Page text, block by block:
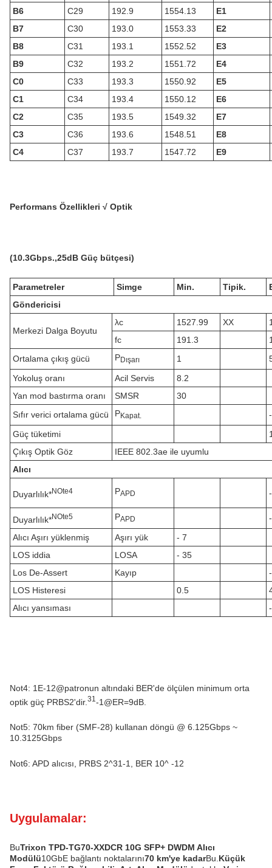
B6
C29 192.9 1554.13
E1
B7
C30 193.0 1553.33
E2
B8
C31 193.1 1552.52
E3
B9
C32 193.2 1551.72
E4
C0
C33 193.3 1550.92
E5
C1
C34 193.4 1550.12
E6
C2
C35 193.5 1549.32
E7
C3
C36 193.6 1548.51
E8
C4
C37 193.7 1547.72 E9
Performans Özellikleri √ Optik
(10.3Gbps.,25dB Güç bütçesi)
Parametreler Simge Min. Tipik.
Göndericisi
Merkezi Dalga Boyutu
λc 1527.99 XX
fc
191.3
Ortalama çıkış gücü
PDışarı 1
Yokoluş oranı
Acil Servis
8.2
Yan mod bastırma oranı
SMSR
30
Sıfır verici ortalama gücü
PKapat.
Güç tüketimi
Çıkış Optik Göz
IEEE 802.3ae ile uyumlu
Alıcı
Duyarlılık*NOte4 PAPD
Duyarlılık*NOte5 PAPD
Alıcı Aşırı yüklenmiş
Aşırı yük
- 7
LOS iddia
LOSA
- 35
Los De-Assert
Kayıp
LOS Histeresi
0.5
Alıcı yansıması
Not4: 1E-12@patronun altındaki BER'de ölçülen minimum orta
optik güç PRBS2'dir. 31 -1@ER=9dB.
Not5: 70km fiber (SMF-28) kullanan döngü @ 6.125Gbps ~
10.3125Gbps
Not6: APD alıcısı, PRBS 2^31-1, BER 10^ -12
Uygulamalar:
BuTrixon TPD-TG70-XXDCR 10G SFP+ DWDM Alıcı
Modülü10GbE bağlantı noktalarını70 km'ye kadarBu.Küçük